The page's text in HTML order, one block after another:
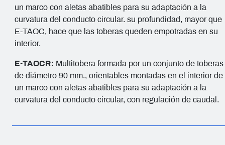
un marco con aletas abatibles para su adaptación a la
curvatura del conducto circular. su profundidad, mayor que
E-TAOC, hace que las toberas queden empotradas en su
interior.
E-TAOCR: Multitobera formada por un conjunto de toberas
de diámetro 90 mm., orientables montadas en el interior de
un marco con aletas abatibles para su adaptación a la
curvatura del conducto circular, con regulación de caudal.